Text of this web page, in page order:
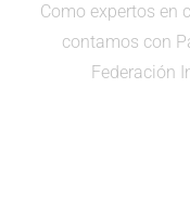
Como expertos en
contamos con
Federación